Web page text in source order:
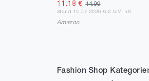
11.18 €14.99
Stand 10.07.2026 6:2 GMT+0
Amazon
Fashion Shop